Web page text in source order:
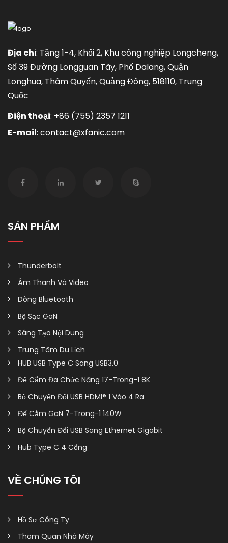
Địa chỉ: Tầng 1-4, Khối 2, Khu công nghiệp Longcheng,
Số 39 Đường Longguan Tây, Phố Dalang, Quận
Longhua, Thâm Quyến, Quảng Đông, 518110, Trung
Quốc
Điện thoại: +86 (755) 2357 1211
E-mail: contact@xfanic.com
SẢN PHẨM
Thunderbolt
Âm Thanh Và Video
Dòng Bluetooth
Bộ Sạc GaN
Sáng Tạo Nội Dung
Trung Tâm Du Lịch
HUB USB Type C Sang USB3.0
Đế Cắm Đa Chức Năng 17-Trong-1 8K
Bộ Chuyển Đổi USB HDMI® 1 Vào 4 Ra
Đế Cắm GaN 7-Trong-1 140W
Bộ Chuyển Đổi USB Sang Ethernet Gigabit
Hub Type C 4 Cổng
VỀ CHÚNG TÔI
Hồ Sơ Công Ty
Tham Quan Nhà Máy